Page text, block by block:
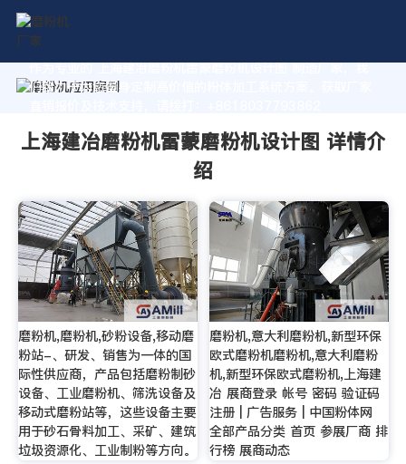
作为专业的 上海建冶磨粉机雷蒙磨粉机设计图 制造厂家，我
们致力于为您量身定制高价值的粉体加工系统方案。获取厂家
上海建冶磨粉机雷蒙磨粉机设计图 详情介
绍
磨粉机,磨粉机,砂粉设备,移动磨
粉站-、研发、销售为一体的国
际性供应商，产品包括磨粉制砂
设备、工业磨粉机、筛洗设备及
移动式磨粉站等，这些设备主要
用于砂石骨料加工、采矿、建筑
垃圾资源化、工业制粉等方向。
磨粉机,意大利磨粉机,新型环保
欧式磨粉机磨粉机,意大利磨粉
机,新型环保欧式磨粉机,上海建
冶 展商登录 帐号 密码 验证码
注册 | 广告服务 | 中国粉体网
全部产品分类 首页 参展厂商 排
行榜 展商动态